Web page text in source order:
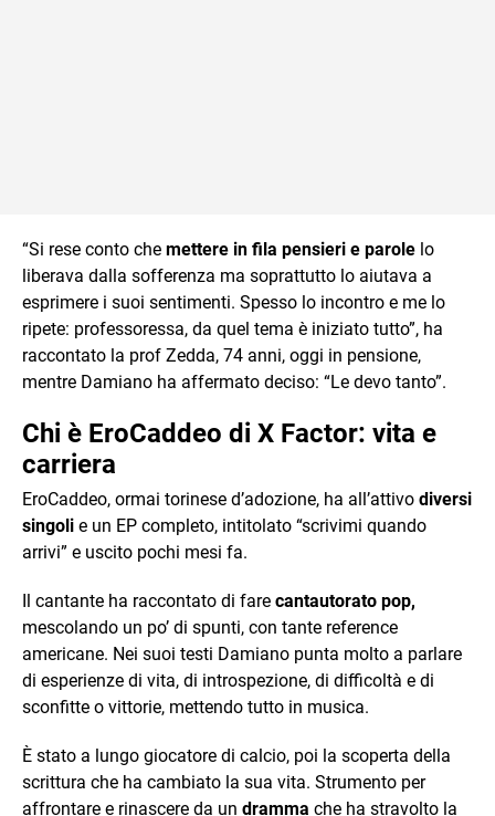
“Si rese conto che mettere in fila pensieri e parole lo
liberava dalla sofferenza ma soprattutto lo aiutava a
esprimere i suoi sentimenti. Spesso lo incontro e me lo
ripete: professoressa, da quel tema è iniziato tutto”, ha
raccontato la prof Zedda, 74 anni, oggi in pensione,
mentre Damiano ha affermato deciso: “Le devo tanto”.
Chi è EroCaddeo di X Factor: vita e
carriera
EroCaddeo, ormai torinese d’adozione, ha all’attivo diversi
singoli e un EP completo, intitolato “scrivimi quando
arrivi” e uscito pochi mesi fa.
Il cantante ha raccontato di fare cantautorato pop,
mescolando un po’ di spunti, con tante reference
americane. Nei suoi testi Damiano punta molto a parlare
di esperienze di vita, di introspezione, di difficoltà e di
sconfitte o vittorie, mettendo tutto in musica.
È stato a lungo giocatore di calcio, poi la scoperta della
scrittura che ha cambiato la sua vita. Strumento per
affrontare e rinascere da un dramma che ha stravolto la